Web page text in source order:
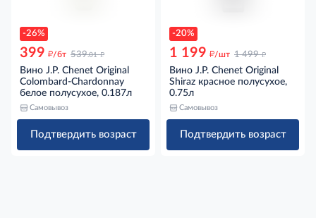
-26%
399 д/бт 539.01 д
Вино J.P. Chenet Original
Colombard-Chardonnay
белое полусухое, 0.187л
Самовывоз
Подтвердить возраст
-20%
1 199 д/шт 1 499 д
Вино J.P. Chenet Original
Shiraz красное полусухое,
0.75л
Самовывоз
Подтвердить возраст